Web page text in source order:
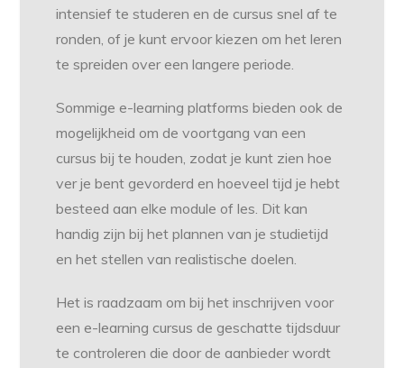
intensief te studeren en de cursus snel af te
ronden, of je kunt ervoor kiezen om het leren
te spreiden over een langere periode.
Sommige e-learning platforms bieden ook de
mogelijkheid om de voortgang van een
cursus bij te houden, zodat je kunt zien hoe
ver je bent gevorderd en hoeveel tijd je hebt
besteed aan elke module of les. Dit kan
handig zijn bij het plannen van je studietijd
en het stellen van realistische doelen.
Het is raadzaam om bij het inschrijven voor
een e-learning cursus de geschatte tijdsduur
te controleren die door de aanbieder wordt